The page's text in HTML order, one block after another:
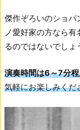
傑作ぞろいのショパ
ノ愛好家の方なら
るのではないでしょ
演奏時間は6～7分
気軽にお楽しみくだ